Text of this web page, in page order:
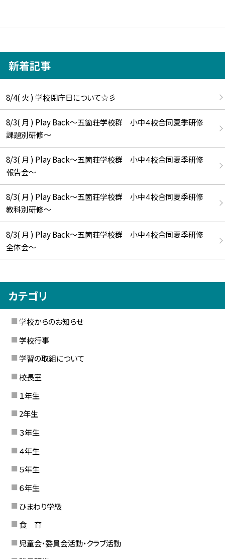
新着記事
8/4( 火 ) 学校閉庁日について☆彡
8/3( 月 ) Play Back～五箇荘学校群 小中４校合同夏季研修
課題別研修～
8/3( 月 ) Play Back～五箇荘学校群 小中４校合同夏季研修
報告会～
8/3( 月 ) Play Back～五箇荘学校群 小中４校合同夏季研修
教科別研修～
8/3( 月 ) Play Back～五箇荘学校群 小中４校合同夏季研修
全体会～
カテゴリ
学校からのお知らせ
学校行事
学習の取組について
校長室
１年生
2年生
３年生
４年生
５年生
６年生
ひまわり学級
食 育
児童会・委員会活動・クラブ活動